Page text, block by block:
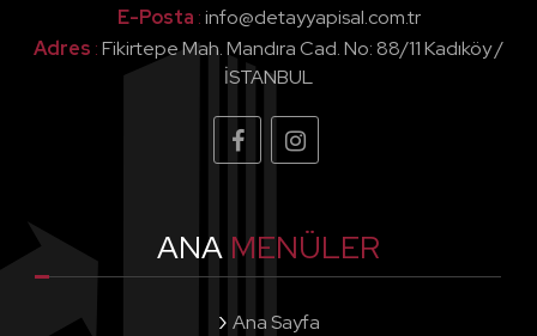
E-Posta :info@detayyapisal.com.tr
Adres :Fikirtepe Mah. Mandıra Cad. No: 88/11 Kadıköy /
İSTANBUL
ANA MENÜLER
Ana Sayfa